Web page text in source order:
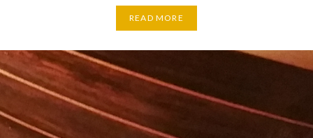
READ MORE